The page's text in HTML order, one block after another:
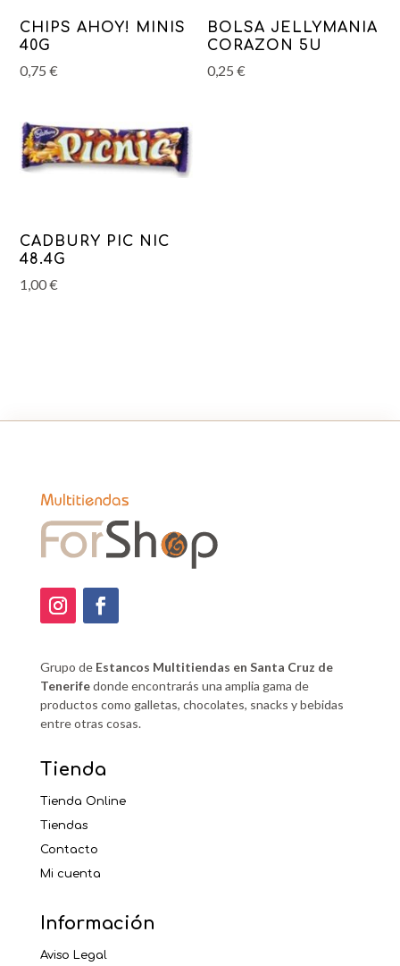
CHIPS AHOY! MINIS
40G
0,75€
BOLSA JELLYMANIA
CORAZON 5U
0,25€
CADBURY PIC NIC
48.4G
1,00€
Grupo de Estancos Multitiendas en Santa Cruz de
Tenerifedonde encontrarás una amplia gama de
productos como galletas, chocolates, snacks y bebidas
entre otras cosas.
Tienda
Tienda Online
Tiendas
Contacto
Mi cuenta
Información
Aviso Legal